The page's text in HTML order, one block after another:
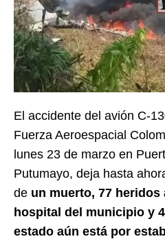
El accidente del avión C-
Fuerza Aeroespacial
lunes 23 de marzo en
Putumayo, deja hasta
de un muerto, 77 heridos
hospital del municipio y
estado aún está por